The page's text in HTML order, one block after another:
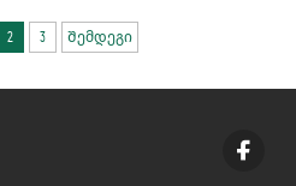
2 3 Შემდეგი